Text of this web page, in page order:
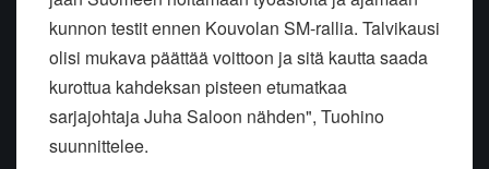
kunnon testit ennen Kouvolan SM-rallia. Talvikausi
olisi mukava päättää voittoon ja sitä kautta saada
kurottua kahdeksan pisteen etumatkaa
sarjajohtaja Juha Saloon nähden", Tuohino
suunnittelee.